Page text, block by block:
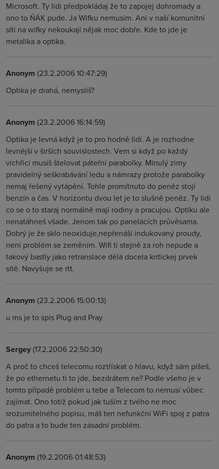
Microsoft. Ty lidi předpokládaj že to zapojej dohromady a
ono to ŇÁK pude. Ja Wifku nemusim. Ani v naší komunitní
síti na wifky nekoukají nějak moc dobře. Kde to jde je
metalika a optika.
Anonym (23.2.2006 10:47:29)
Optika je drahá, nemyslíš?
Anonym (23.2.2006 16:14:59)
Optika je levná když je to pro hodně lidí. A je rozhodne
levnější v širších souvislostech. Vem si když po každý
vichřici musíš štelovat páteřní parabolky. Minulý zimy
pravidelný seškrabávání ledu a námrazy protože parabolky
nemaj řešený vytápění. Tohle promítnuto do peněz stojí
benzín a čas. V horizontu dvou let je to slušně peněz. Ty lidi
co se o to staraj normálně mají rodiny a pracujou. Optiku ale
nenatáhneš všade. Jenom tak po panelácích průvěsama.
Dobrý je že sklo neoxiduje,nepřenáší indukovaný proudy,
neni problém se zeměním. Wifi ti stejně za roh nepude a
takový bastly jako retranslace dělá docela kritickej prvek
sítě. Navyšuje se rtt.
Anonym (23.2.2006 15:00:13)
u ms je to spis Plug and Pray
Sergey(17.2.2006 22:50:30)
A proč to chceš telecomu roztřískat o hlavu, když sám píšeš,
že po ethernetu ti to jde, bezdrátem ne? Podle všeho je v
tomto případě problém u tebe a Telecom to nemusí vůbec
zajímat. Ono totiž pokud jak tuším z tvého ne moc
srozumitelného popisu, máš ten nefunkční WiFi spoj z patra
do patra a to bude ten zásadní problém.
Anonym (19.2.2006 01:48:53)